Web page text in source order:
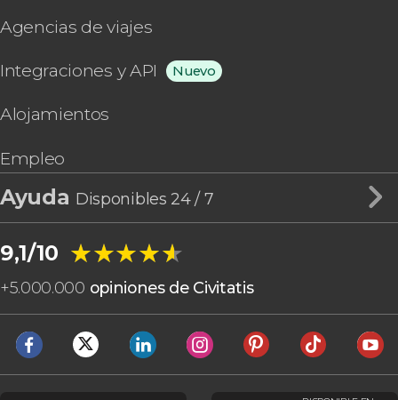
Agencias de viajes
Integraciones y API Nuevo
Alojamientos
Empleo
Ayuda Disponibles 24 / 7
9,1/10 ★★★★★
★★★★★
+5.000.000 opiniones de Civitatis